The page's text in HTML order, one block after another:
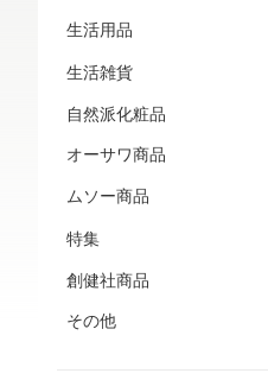
生活用品
生活雑貨
自然派化粧品
オーサワ商品
ムソー商品
特集
創健社商品
その他